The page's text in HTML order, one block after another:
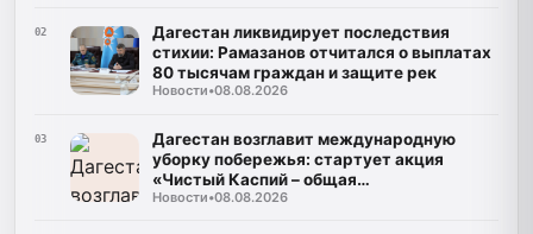
02
Дагестан ликвидирует последствия
стихии: Рамазанов отчитался о выплатах
80 тысячам граждан и защите рек
Новости•08.08.2026
03
Дагестан возглавит международную
уборку побережья: стартует акция
«Чистый Каспий – общая
ответственность»
Новости•08.08.2026